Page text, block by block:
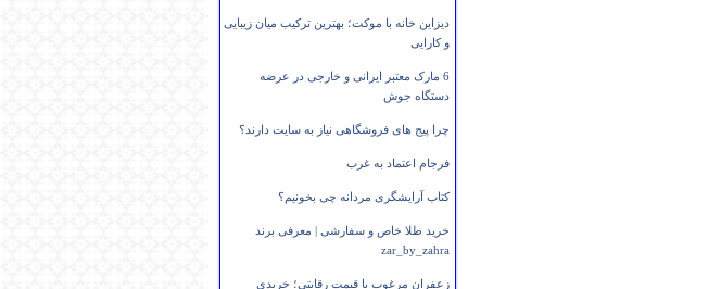
دیزاین خانه با موکت؛ بهترین ترکیب میان زیبایی
و کارایی
6 مارک معتبر ایرانی و خارجی در عرضه
دستگاه جوش
چرا پیج های فروشگاهی نیاز به سایت دارند؟
فرجام اعتماد به غرب
کتاب آرایشگری مردانه چی بخونیم؟
خرید طلا خاص و سفارشی | معرفی برند
zar_by_zahra
زعفران مرغوب با قیمت رقابتی؛ خریدی